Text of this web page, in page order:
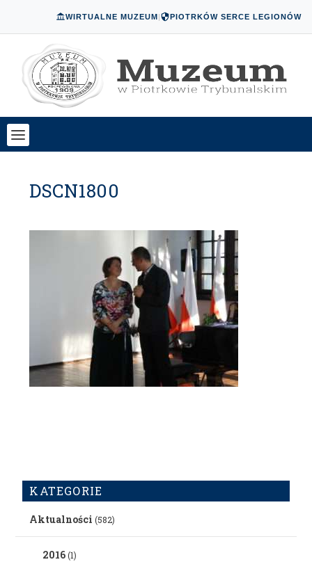
WIRTUALNE MUZEUM| PIOTRKÓW SERCE LEGIONÓW
DSCN1800
KATEGORIE
Aktualności (582)
2016(1)